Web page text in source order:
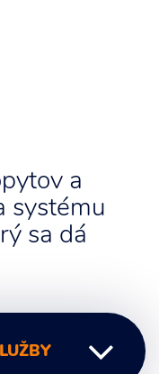
a
systému
sa dá